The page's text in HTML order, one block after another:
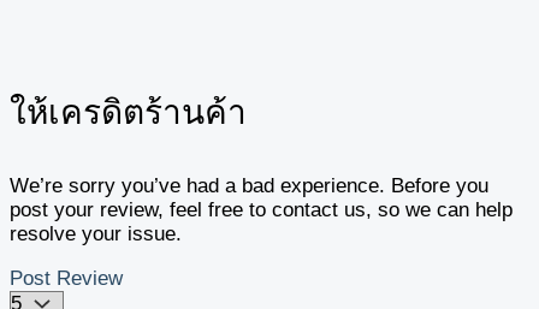
ให้เครดิตร้านค้า
We’re sorry you’ve had a bad experience. Before you
post your review, feel free to contact us, so we can help
resolve your issue.
Post Review